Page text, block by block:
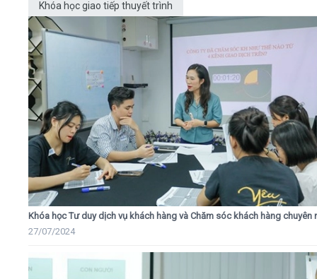
Khóa học giao tiếp thuyết trình
Khóa học Tư duy dịch vụ khách hàng và Chăm sóc khách hàng chuyên
27/07/2024